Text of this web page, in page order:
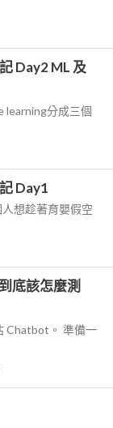
Day2 ML 及
learning分成三個
Day1
想趁著育嬰假空
底該怎麼測
Chatbot。 準備一